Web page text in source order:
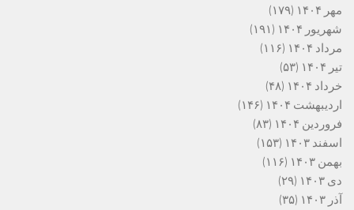
مهر ۱۴۰۴
(۱۷۹)
شهریور ۱۴۰۴
(۱۹۱)
مرداد ۱۴۰۴
(۱۱۶)
تیر ۱۴۰۴
(۵۳)
خرداد ۱۴۰۴
(۴۸)
اردیبهشت ۱۴۰۴
(۱۴۶)
فروردین ۱۴۰۴
(۸۳)
اسفند ۱۴۰۳
(۱۵۳)
بهمن ۱۴۰۳
(۱۱۶)
دی ۱۴۰۳
(۲۹)
آذر ۱۴۰۳
(۳۵)